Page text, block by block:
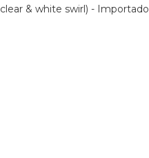
& white swirl) - Importado